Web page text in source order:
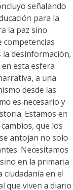
señalando
para la
la paz sino
la desinformación,
esta esfera
a una
desde las
es necesario y
Estamos en
que los
antojan no solo
Necesitamos
en la primaria
en el
que viven a diario